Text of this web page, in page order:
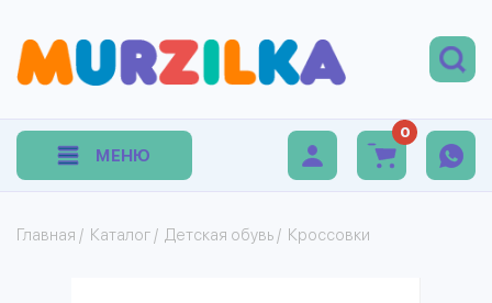
МЕНЮ
0
Главная / Каталог / Детская обувь / Кроссовки